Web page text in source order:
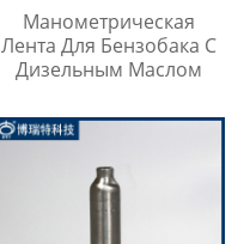
Манометрическая
Лента Для Бензобака С
Дизельным Маслом